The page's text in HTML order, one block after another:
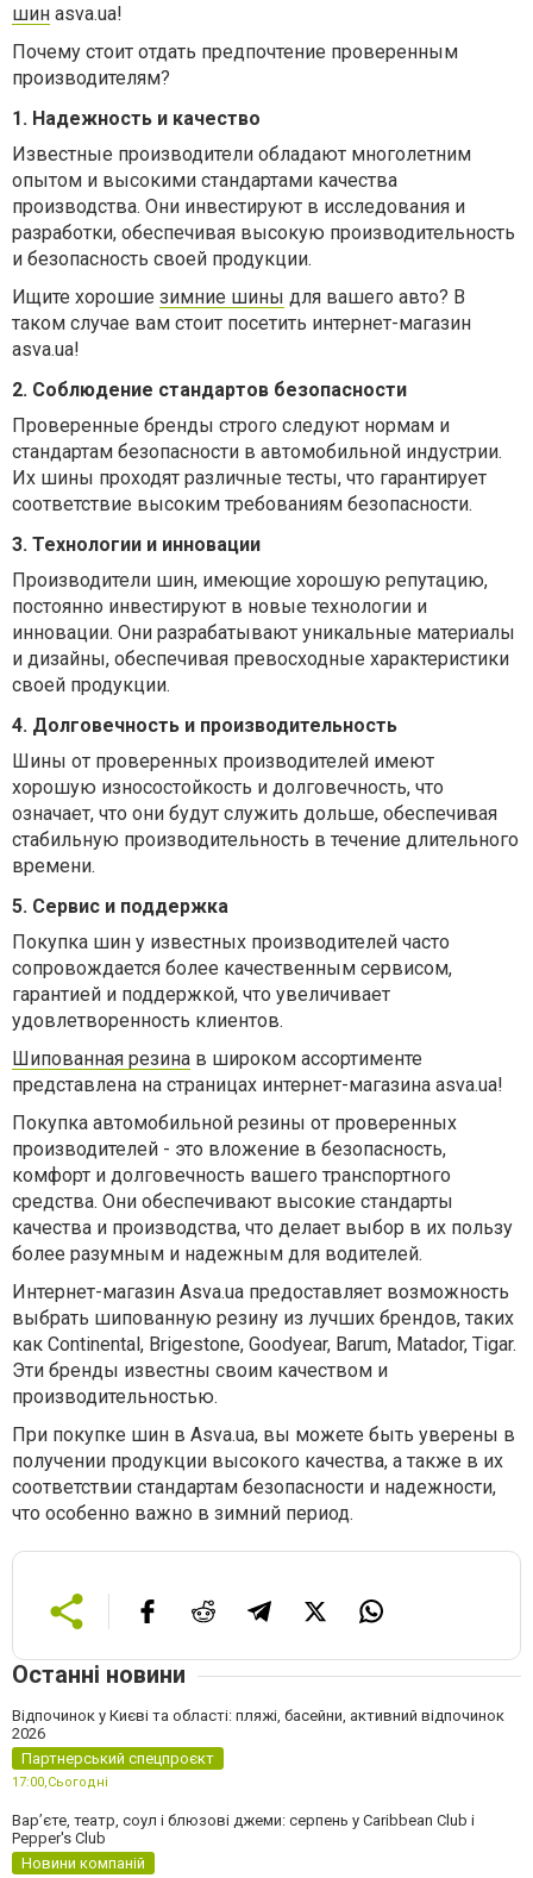
шин asva.ua!
Почему стоит отдать предпочтение проверенным
производителям?
1. Надежность и качество
Известные производители обладают многолетним
опытом и высокими стандартами качества
производства. Они инвестируют в исследования и
разработки, обеспечивая высокую производительность
и безопасность своей продукции.
Ищите хорошие зимние шины для вашего авто? В
таком случае вам стоит посетить интернет-магазин
asva.ua!
2. Соблюдение стандартов безопасности
Проверенные бренды строго следуют нормам и
стандартам безопасности в автомобильной индустрии.
Их шины проходят различные тесты, что гарантирует
соответствие высоким требованиям безопасности.
3. Технологии и инновации
Производители шин, имеющие хорошую репутацию,
постоянно инвестируют в новые технологии и
инновации. Они разрабатывают уникальные материалы
и дизайны, обеспечивая превосходные характеристики
своей продукции.
4. Долговечность и производительность
Шины от проверенных производителей имеют
хорошую износостойкость и долговечность, что
означает, что они будут служить дольше, обеспечивая
стабильную производительность в течение длительного
времени.
5. Сервис и поддержка
Покупка шин у известных производителей часто
сопровождается более качественным сервисом,
гарантией и поддержкой, что увеличивает
удовлетворенность клиентов.
Шипованная резина в широком ассортименте
представлена на страницах интернет-магазина asva.ua!
Покупка автомобильной резины от проверенных
производителей - это вложение в безопасность,
комфорт и долговечность вашего транспортного
средства. Они обеспечивают высокие стандарты
качества и производства, что делает выбор в их пользу
более разумным и надежным для водителей.
Интернет-магазин Asva.ua предоставляет возможность
выбрать шипованную резину из лучших брендов, таких
как Continental, Brigestone, Goodyear, Barum, Matador, Tigar.
Эти бренды известны своим качеством и
производительностью.
При покупке шин в Asva.ua, вы можете быть уверены в
получении продукции высокого качества, а также в их
соответствии стандартам безопасности и надежности,
что особенно важно в зимний период.
Останні новини
Відпочинок у Києві та області: пляжі, басейни, активний відпочинок
2026
Партнерський спецпроєкт
17:00,Сьогодні
Вар’єте, театр, соул і блюзові джеми: серпень у Caribbean Club і
Pepper's Club
Новини компаній